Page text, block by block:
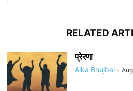
RELATED
प्रेरणा
Alka Bhujbal -